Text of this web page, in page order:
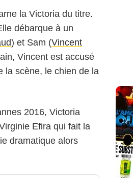
la Victoria du titre.
débarque à un
) et Sam (Vincent
Vincent est accusé
la scène, le chien de la
2016, Victoria
Efira qui fait la
dramatique alors